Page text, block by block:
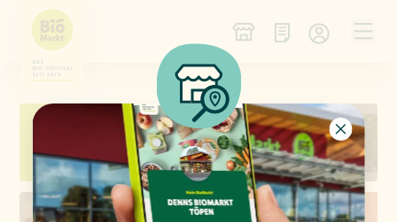
NEU IM SORTIMENT WEIN DES MONATS